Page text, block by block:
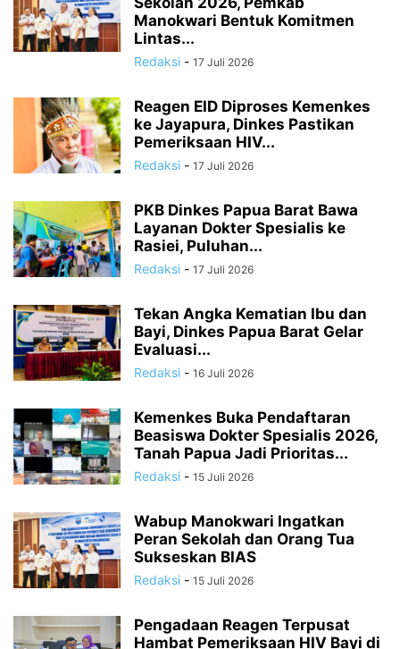
Manokwari Bentuk Komitmen
Lintas...
Redaksi - 17 Juli 2026
Reagen EID Diproses Kemenkes
ke Jayapura, Dinkes Pastikan
Pemeriksaan HIV...
Redaksi - 17 Juli 2026
PKB Dinkes Papua Barat Bawa
Layanan Dokter Spesialis ke
Rasiei, Puluhan...
Redaksi - 17 Juli 2026
Tekan Angka Kematian Ibu dan
Bayi, Dinkes Papua Barat Gelar
Evaluasi...
Redaksi - 16 Juli 2026
Kemenkes Buka Pendaftaran
Beasiswa Dokter Spesialis 2026,
Tanah Papua Jadi Prioritas...
Redaksi - 15 Juli 2026
Wabup Manokwari Ingatkan
Peran Sekolah dan Orang Tua
Sukseskan BIAS
Redaksi - 15 Juli 2026
Pengadaan Reagen Terpusat
Hambat Pemeriksaan HIV Bayi di